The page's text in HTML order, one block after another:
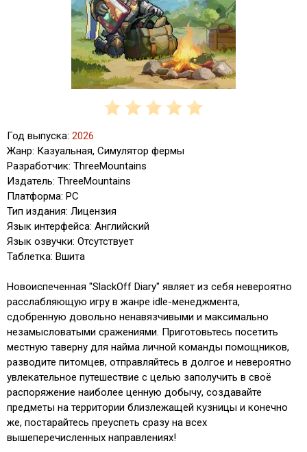
Год выпуска: 2026
Жанр: Казуальная, Симулятор фермы
Разработчик: ThreeMountains
Издатель: ThreeMountains
Платформа: PC
Тип издания: Лицензия
Язык интерфейса: Английский
Язык озвучки: Отсутствует
Таблетка: Вшита
Новоиспеченная "SlackOff Diary" являет из себя невероятно
расслабляющую игру в жанре idle-менеджмента,
сдобренную довольно ненавязчивыми и максимально
незамысловатыми сражениями. Приготовьтесь посетить
местную таверну для найма личной команды помощников,
разводите питомцев, отправляйтесь в долгое и невероятно
увлекательное путешествие с целью заполучить в своё
распоряжение наиболее ценную добычу, создавайте
предметы на территории близлежащей кузницы и конечно
же, постарайтесь преуспеть сразу на всех
вышеперечисленных направлениях!